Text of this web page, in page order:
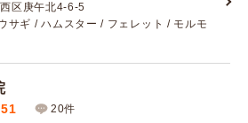
区庚午北4-6-5
サギ / ハムスター / フェレット / モルモ
20件